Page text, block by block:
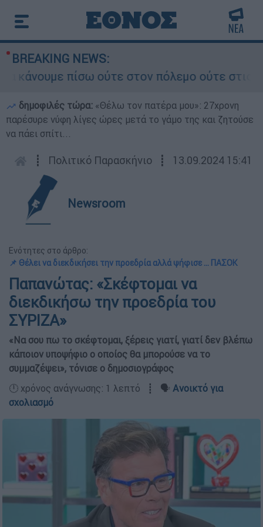
BREAKING NEWS:
πίσω ούτε στον πόλεμο ούτε στις
δημοφιλές τώρα: «Θέλω τον πατέρα μου»: 27χρονη
παρέσυρε νύφη λίγες ώρες μετά το γάμο της και ζητούσε
να πάει σπίτι...
┋ Πολιτικό Παρασκήνιο ┋ 13.09.2024 15:41
Newsroom
Ενότητες στο άρθρο:
📌 Θέλει να διεκδικήσει την προεδρία αλλά ψήφισε ... ΠΑΣΟΚ
Παπανώτας: «Σκέφτομαι να
διεκδικήσω την προεδρία του
ΣΥΡΙΖΑ»
«Να σου πω το σκέφτομαι, ξέρεις γιατί, γιατί δεν βλέπω
κάποιον υποψήφιο ο οποίος θα μπορούσε να το
συμμαζέψει», τόνισε ο δημοσιογράφος
🕛 χρόνος ανάγνωσης: 1 λεπτό ┋ 🗣️ Ανοικτό για
σχολιασμό